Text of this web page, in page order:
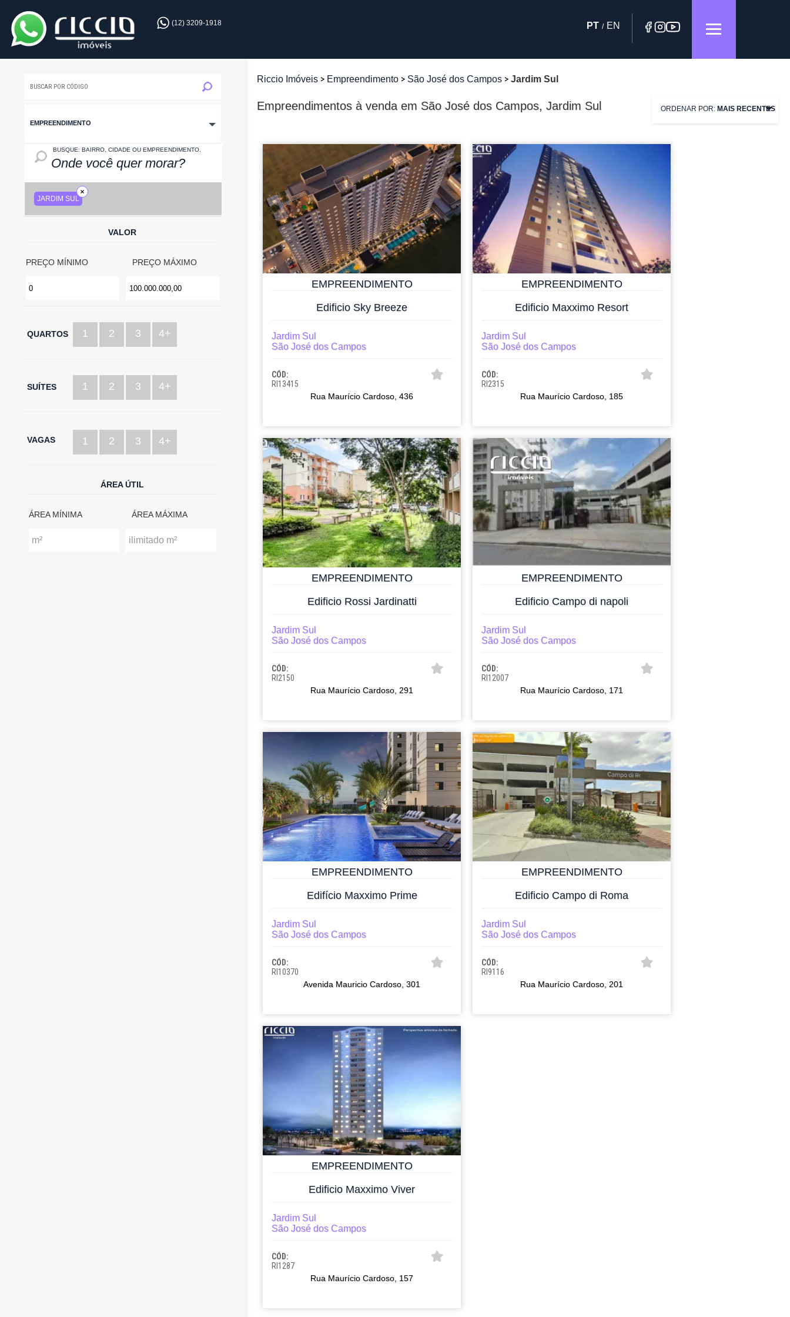
(12) 3209-1918 PT / EN
EMPREENDIMENTO
BUSQUE: BAIRRO, CIDADE OU EMPREENDIMENTO.
LOCAL: BAIRRO, CIDADE OU EMPREENDIMENTO
JARDIM SUL
VALOR
PREÇO MÍNIMO PREÇO MÁXIMO
QUARTOS 1 2 3 4+
SUÍTES 1 2 3 4+
VAGAS 1 2 3 4+
ÁREA ÚTIL
ÁREA MÍNIMA ÁREA MÁXIMA
Riccio Imóveis Empreendimento São José dos Campos Jardim Sul
Empreendimentos à venda em São José dos Campos, Jardim Sul ORDENAR POR: MAIS RECENTES
EMPREENDIMENTO
Edificio Sky Breeze
Jardim Sul
São José dos Campos
CÓD:
RI13415
Rua Maurício Cardoso, 436
EMPREENDIMENTO
Edificio Maxximo Resort
Jardim Sul
São José dos Campos
CÓD:
RI2315
Rua Maurício Cardoso, 185
EMPREENDIMENTO
Edificio Rossi Jardinatti
Jardim Sul
São José dos Campos
CÓD:
RI2150
Rua Maurício Cardoso, 291
EMPREENDIMENTO
Edificio Campo di napoli
Jardim Sul
São José dos Campos
CÓD:
RI12007
Rua Maurício Cardoso, 171
EMPREENDIMENTO
Edifício Maxximo Prime
Jardim Sul
São José dos Campos
CÓD:
RI10370
Avenida Mauricio Cardoso, 301
EMPREENDIMENTO
Edificio Campo di Roma
Jardim Sul
São José dos Campos
CÓD:
RI9116
Rua Maurício Cardoso, 201
EMPREENDIMENTO
Edificio Maxximo Viver
Jardim Sul
São José dos Campos
CÓD:
RI1287
Rua Maurício Cardoso, 157